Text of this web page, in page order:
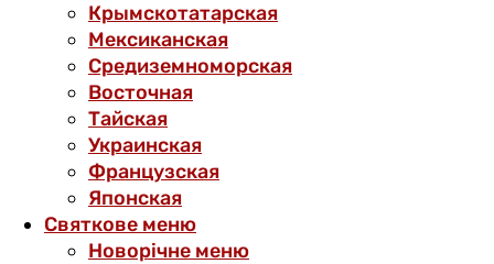
Крымскотатарская
Мексиканская
Средиземноморская
Восточная
Тайская
Украинская
Французская
Японская
Святкове меню
Новорічне меню